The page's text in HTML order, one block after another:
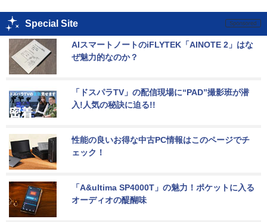
Special Site
AIスマートノートのiFLYTEK「AINOTE 2」はな
ぜ魅力的なのか？
「ドスパラTV」の配信現場に“PAD”撮影班が潜
入!人気の秘訣に迫る!!
性能の良いお得な中古PC情報はこのページでチ
ェック！
「A&ultima SP4000T」の魅力！ポケットに入る
オーディオの醍醐味